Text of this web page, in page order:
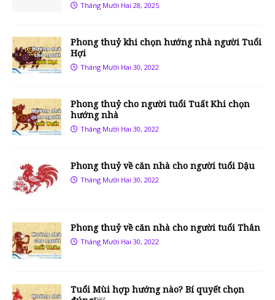
Tháng Mười Hai 28, 2025
Phong thuỷ khi chọn hướng nhà người Tuổi
Hợi
Tháng Mười Hai 30, 2022
Phong thuỷ cho người tuổi Tuất Khi chọn
hướng nhà
Tháng Mười Hai 30, 2022
Phong thuỷ về căn nhà cho người tuổi Dậu
Tháng Mười Hai 30, 2022
Phong thuỷ về căn nhà cho người tuổi Thân
Tháng Mười Hai 30, 2022
Tuổi Mùi hợp hướng nào? Bí quyết chọn